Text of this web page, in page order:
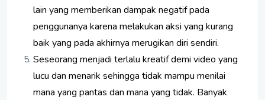
lain yang memberikan dampak negatif pada
penggunanya karena melakukan aksi yang kurang
baik yang pada akhirnya merugikan diri sendiri.
Seseorang menjadi terlalu kreatif demi video yang
lucu dan menarik sehingga tidak mampu menilai
mana yang pantas dan mana yang tidak. Banyak